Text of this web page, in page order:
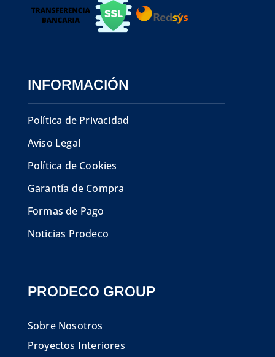
INFORMACIÓN
Política de Privacidad
Aviso Legal
Política de Cookies
Garantía de Compra
Formas de Pago
Noticias Prodeco
PRODECO GROUP
Sobre Nosotros
Proyectos Interiores